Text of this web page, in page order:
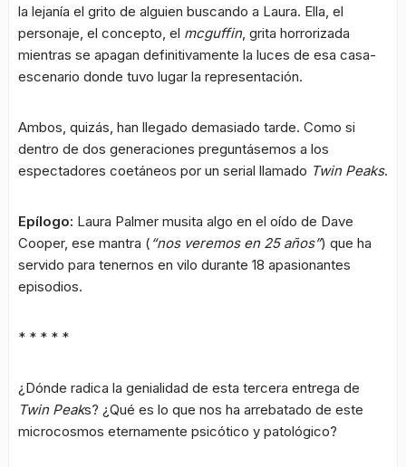
la lejanía el grito de alguien buscando a Laura. Ella, el
personaje, el concepto, el mcguffin, grita horrorizada
mientras se apagan definitivamente la luces de esa casa-
escenario donde tuvo lugar la representación.
Ambos, quizás, han llegado demasiado tarde. Como si
dentro de dos generaciones preguntásemos a los
espectadores coetáneos por un serial llamado Twin Peaks.
Epílogo: Laura Palmer musita algo en el oído de Dave
Cooper, ese mantra ( “nos veremos en 25 años”) que ha
servido para tenernos en vilo durante 18 apasionantes
episodios.
* * * * *
¿Dónde radica la genialidad de esta tercera entrega de
Twin Peaks? ¿Qué es lo que nos ha arrebatado de este
microcosmos eternamente psicótico y patológico?